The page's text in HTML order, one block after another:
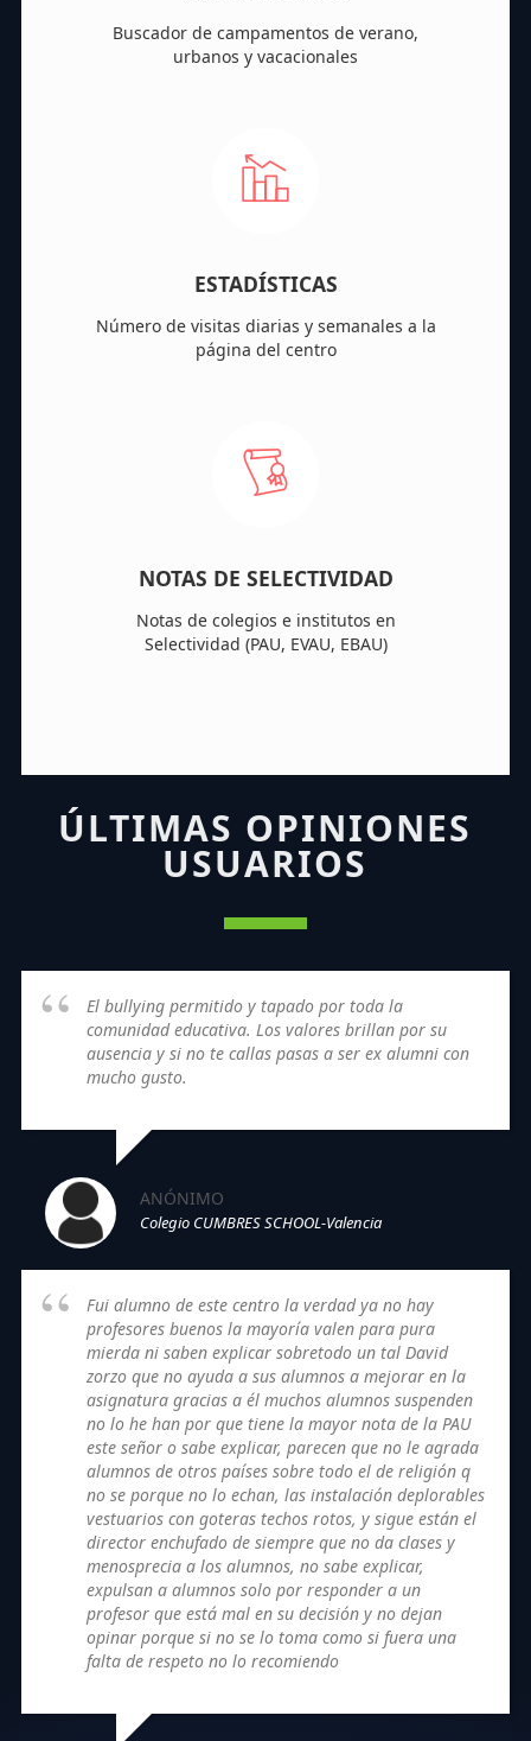
Buscador de campamentos de verano,
urbanos y vacacionales
ESTADÍSTICAS
Número de visitas diarias y semanales a la
página del centro
NOTAS DE SELECTIVIDAD
Notas de colegios e institutos en
Selectividad (PAU, EVAU, EBAU)
ÚLTIMAS OPINIONES
USUARIOS
El bullying permitido y tapado por toda la
comunidad educativa. Los valores brillan por su
ausencia y si no te callas pasas a ser ex alumni con
mucho gusto.
ANÓNIMO
Colegio CUMBRES SCHOOL-Valencia
Fui alumno de este centro la verdad ya no hay
profesores buenos la mayoría valen para pura
mierda ni saben explicar sobretodo un tal David
zorzo que no ayuda a sus alumnos a mejorar en la
asignatura gracias a él muchos alumnos suspenden
no lo he han por que tiene la mayor nota de la PAU
este señor o sabe explicar, parecen que no le agrada
alumnos de otros países sobre todo el de religión q
no se porque no lo echan, las instalación deplorables
vestuarios con goteras techos rotos, y sigue están el
director enchufado de siempre que no da clases y
menosprecia a los alumnos, no sabe explicar,
expulsan a alumnos solo por responder a un
profesor que está mal en su decisión y no dejan
opinar porque si no se lo toma como si fuera una
falta de respeto no lo recomiendo